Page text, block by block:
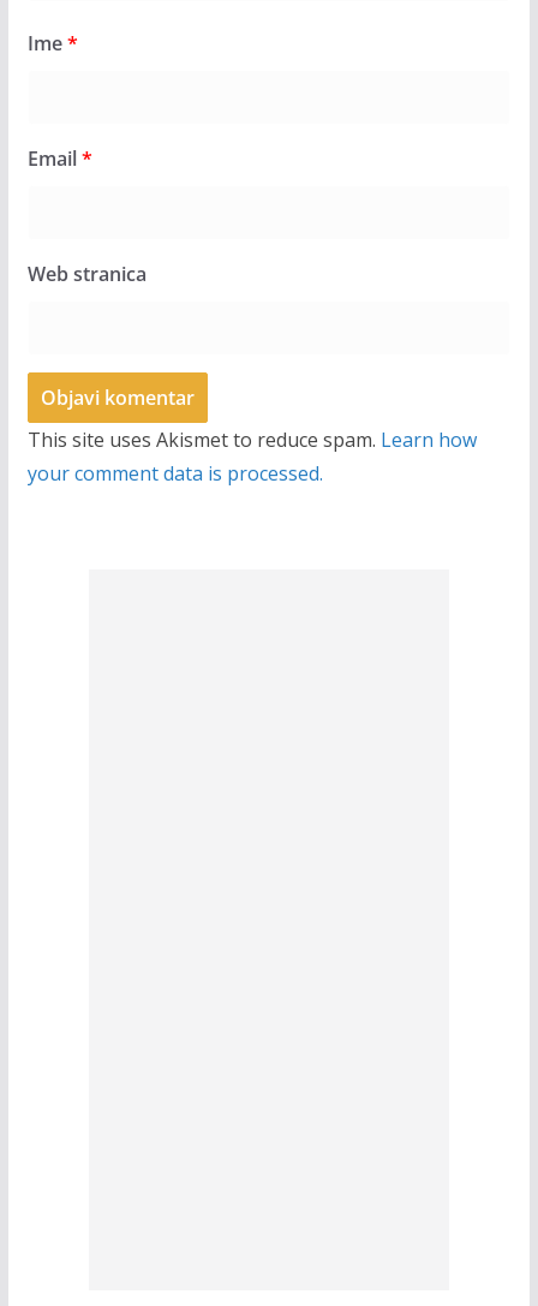
Ime*
Email*
Web stranica
This site uses Akismet to reduce spam. Learn how
your comment data is processed.